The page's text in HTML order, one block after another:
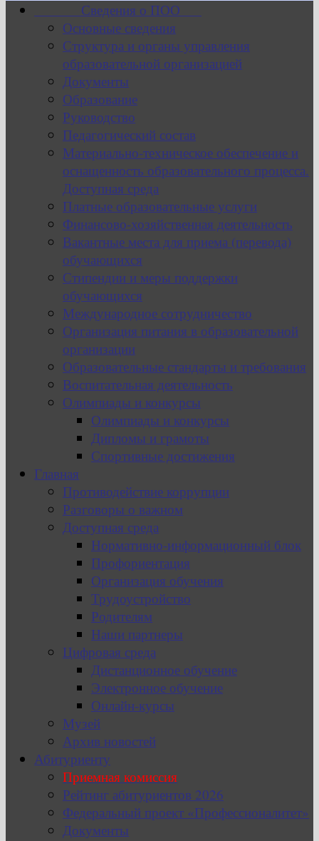
Сведения о ПОО
Основные сведения
Структура и органы управления
образовательной организацией
Документы
Образование
Руководство
Педагогический состав
Материально-техническое обеспечение и
оснащенность образовательного процесса.
Доступная среда
Платные образовательные услуги
Финансово-хозяйственная деятельность
Вакантные места для приема (перевода)
обучающихся
Стипендии и меры поддержки
обучающихся
Международное сотрудничество
Организация питания в образовательной
организации
Образовательные стандарты и требования
Воспитательная деятельность
Олимпиады и конкурсы
Олимпиады и конкурсы
Дипломы и грамоты
Спортивные достижения
Главная
Противодействие коррупции
Разговоры о важном
Доступная среда
Нормативно-информационный блок
Профориентация
Организация обучения
Трудоустройство
Родителям
Наши партнеры
Цифровая среда
Дистанционное обучение
Электронное обучение
Онлайн-курсы
Музей
Архив новостей
Абитуриенту
Приемная комиссия
Рейтинг абитуриентов 2026
Федеральный проект «Профессионалитет»
Документы